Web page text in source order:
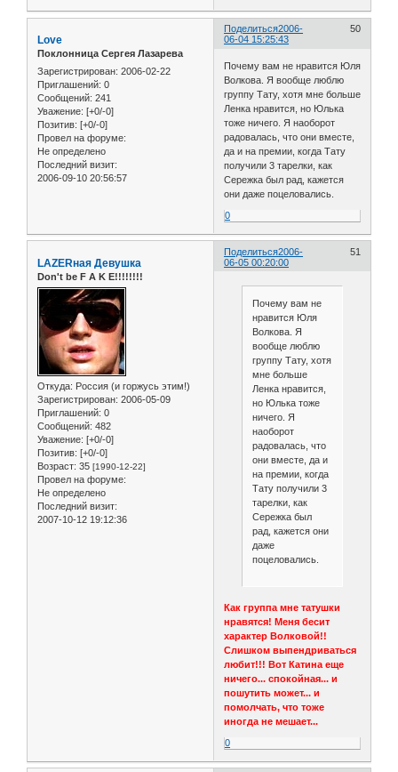
Поделиться 50
2006-
06-04 15:25:43
Love
Поклонница Сергея Лазарева
Зарегистрирован: 2006-02-22
Приглашений: 0
Сообщений: 241
Уважение: [+0/-0]
Позитив: [+0/-0]
Провел на форуме:
Не определено
Последний визит:
2006-09-10 20:56:57
Почему вам не нравится Юля
Волкова. Я вообще люблю
группу Тату, хотя мне больше
Ленка нравится, но Юлька
тоже ничего. Я наоборот
радовалась, что они вместе,
да и на премии, когда Тату
получили 3 тарелки, как
Сережка был рад, кажется
они даже поцеловались.
0
Поделиться 51
2006-
06-05 00:20:00
LAZERная Девушка
Don't be F A K E!!!!!!!!
Откуда: Россия (и горжусь этим!)
Зарегистрирован: 2006-05-09
Приглашений: 0
Сообщений: 482
Уважение: [+0/-0]
Позитив: [+0/-0]
Возраст: 35 [1990-12-22]
Провел на форуме:
Не определено
Последний визит:
2007-10-12 19:12:36
Почему вам не
нравится Юля
Волкова. Я
вообще люблю
группу Тату, хотя
мне больше
Ленка нравится,
но Юлька тоже
ничего. Я
наоборот
радовалась, что
они вместе, да и
на премии, когда
Тату получили 3
тарелки, как
Сережка был
рад, кажется они
даже
поцеловались.
Как группа мне татушки
нравятся! Меня бесит
характер Волковой!!
Слишком выпендриваться
любит!!! Вот Катина еще
ничего... спокойная... и
пошутить может... и
помолчать, что тоже
иногда не мешает...
0